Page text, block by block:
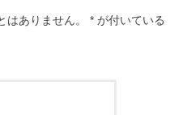
はありません。 * が付いている